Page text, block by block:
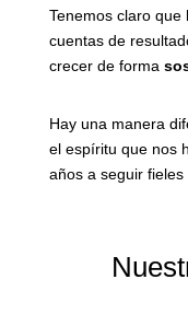
Tenemos claro que
cuentas de
crecer de forma
Hay una manera
el espíritu que nos
años a seguir